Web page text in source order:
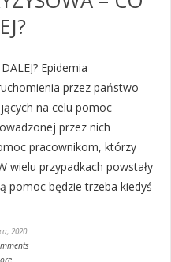
Epidemia
przez państwo
na celu pomoc
przez nich
pracownikom, którzy
wielu przypadkach powstały
pomoc będzie trzeba kiedyś
2020